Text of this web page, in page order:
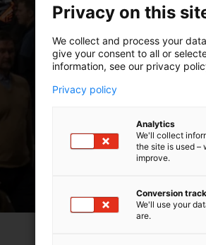
Privacy on this
We collect and process your
give your consent to all or
information, see our privacy
Privacy policy
Analytics
We'll collect
the site is used –
improve.
Conversion
We'll use your
are.